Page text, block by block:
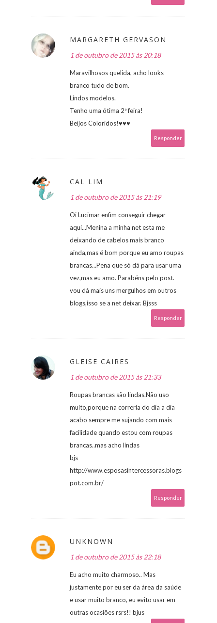
MARGARETH GERVASON
1 de outubro de 2015 às 20:18
Maravilhosos quelida, acho looks
branco tudo de bom.
Lindos modelos.
Tenho uma ótima 2ª feira!
Beijos Coloridos!♥♥♥
Responder
CAL LIM
1 de outubro de 2015 às 21:19
Oi Lucimar enfim conseguir chegar
aqui...Menina a minha net esta me
deixando de cabelos mais branco
ainda,mas é bom porque eu amo roupas
brancas...Pena que só dá para usar uma
vez,mas eu amo. Parabéns pelo post.
vou dá mais uns mergulhos em outros
blogs,isso se a net deixar. Bjsss
Responder
GLEISE CAIRES
1 de outubro de 2015 às 21:33
Roupas brancas são lindas.Não uso
muito,porque na correria do dia a dia
acabo sempre me sujando com mais
facilidade quando estou com roupas
brancas..mas acho lindas
bjs
http://www.esposasintercessoras.blogs
pot.com.br/
Responder
UNKNOWN
1 de outubro de 2015 às 22:18
Eu acho muito charmoso.. Mas
justamente por eu ser da área da saúde
e usar muito branco, eu evito usar em
outras ocasiões rsrs!! bjus